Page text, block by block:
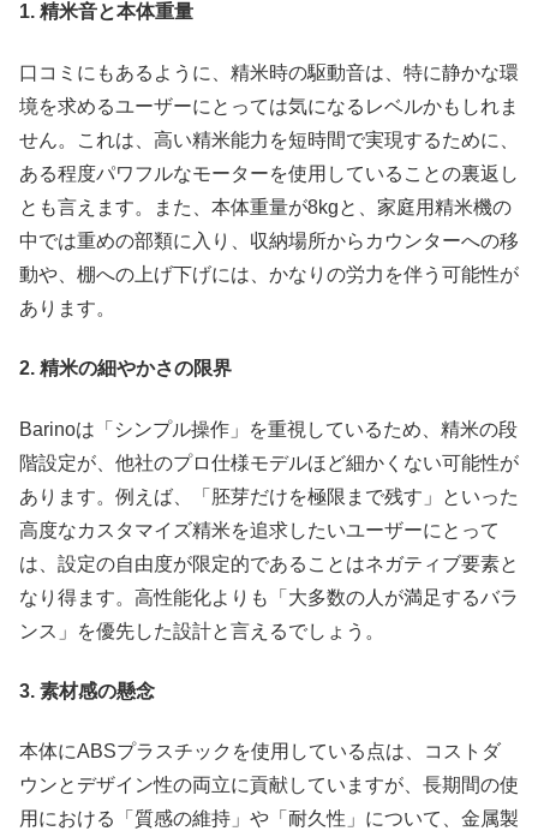
1. 精米音と本体重量
口コミにもあるように、精米時の駆動音は、特に静かな環
境を求めるユーザーにとっては気になるレベルかもしれま
せん。これは、高い精米能力を短時間で実現するために、
ある程度パワフルなモーターを使用していることの裏返し
とも言えます。また、本体重量が8kgと、家庭用精米機の
中では重めの部類に入り、収納場所からカウンターへの移
動や、棚への上げ下げには、かなりの労力を伴う可能性が
あります。
2. 精米の細やかさの限界
Barinoは「シンプル操作」を重視しているため、精米の段
階設定が、他社のプロ仕様モデルほど細かくない可能性が
あります。例えば、「胚芽だけを極限まで残す」といった
高度なカスタマイズ精米を追求したいユーザーにとって
は、設定の自由度が限定的であることはネガティブ要素と
なり得ます。高性能化よりも「大多数の人が満足するバラ
ンス」を優先した設計と言えるでしょう。
3. 素材感の懸念
本体にABSプラスチックを使用している点は、コストダ
ウンとデザイン性の両立に貢献していますが、長期間の使
用における「質感の維持」や「耐久性」について、金属製